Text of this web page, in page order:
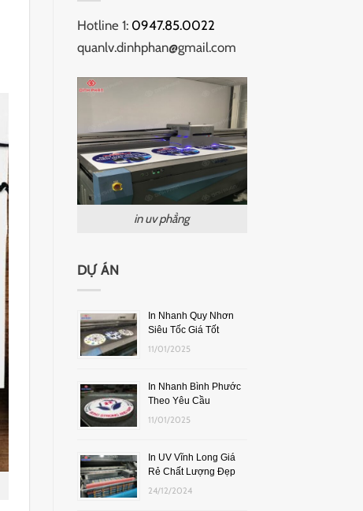
Hotline 1: 0947.85.0022
quanlv.dinhphan@gmail.com
in uv phẳng
DỰ ÁN
In Nhanh Quy Nhơn
Siêu Tốc Giá Tốt
11/01/2025
In Nhanh Bình Phước
Theo Yêu Cầu
11/01/2025
In UV Vĩnh Long Giá
Rẻ Chất Lượng Đẹp
24/12/2024